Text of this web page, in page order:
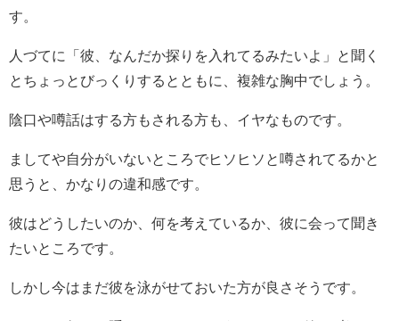
す。
人づてに「彼、なんだか探りを入れてるみたいよ」と聞く
とちょっとびっくりするとともに、複雑な胸中でしょう。
陰口や噂話はする方もされる方も、イヤなものです。
ましてや自分がいないところでヒソヒソと噂されてるかと
思うと、かなりの違和感です。
彼はどうしたいのか、何を考えているか、彼に会って聞き
たいところです。
しかし今はまだ彼を泳がせておいた方が良さそうです。